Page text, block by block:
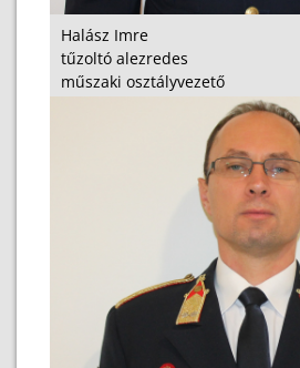
Halász Imre
tűzoltó alezredes
műszaki osztályvezető